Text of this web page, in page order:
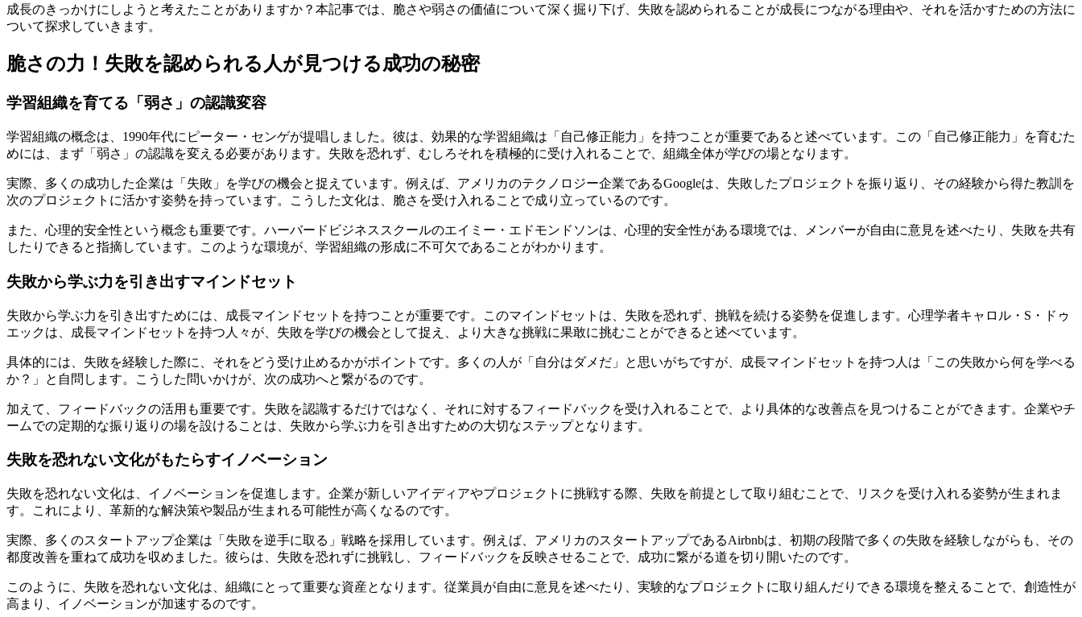
成長のきっかけにしようと考えたことがありますか？本記事では、脆さや弱さの価値について深く掘り下げ、失敗を認められることが成長につながる理由や、それを活かすための方法に
ついて探求していきます。
脆さの力！失敗を認められる人が見つける成功の秘密
学習組織を育てる「弱さ」の認識変容
学習組織の概念は、1990年代にピーター・センゲが提唱しました。彼は、効果的な学習組織は「自己修正能力」を持つことが重要であると述べています。この「自己修正能力」を育むた
めには、まず「弱さ」の認識を変える必要があります。失敗を恐れず、むしろそれを積極的に受け入れることで、組織全体が学びの場となります。
実際、多くの成功した企業は「失敗」を学びの機会と捉えています。例えば、アメリカのテクノロジー企業であるGoogleは、失敗したプロジェクトを振り返り、その経験から得た教訓を
次のプロジェクトに活かす姿勢を持っています。こうした文化は、脆さを受け入れることで成り立っているのです。
また、心理的安全性という概念も重要です。ハーバードビジネススクールのエイミー・エドモンドソンは、心理的安全性がある環境では、メンバーが自由に意見を述べたり、失敗を共有
したりできると指摘しています。このような環境が、学習組織の形成に不可欠であることがわかります。
失敗から学ぶ力を引き出すマインドセット
失敗から学ぶ力を引き出すためには、成長マインドセットを持つことが重要です。このマインドセットは、失敗を恐れず、挑戦を続ける姿勢を促進します。心理学者キャロル・S・ドゥ
エックは、成長マインドセットを持つ人々が、失敗を学びの機会として捉え、より大きな挑戦に果敢に挑むことができると述べています。
具体的には、失敗を経験した際に、それをどう受け止めるかがポイントです。多くの人が「自分はダメだ」と思いがちですが、成長マインドセットを持つ人は「この失敗から何を学べる
か？」と自問します。こうした問いかけが、次の成功へと繋がるのです。
加えて、フィードバックの活用も重要です。失敗を認識するだけではなく、それに対するフィードバックを受け入れることで、より具体的な改善点を見つけることができます。企業やチ
ームでの定期的な振り返りの場を設けることは、失敗から学ぶ力を引き出すための大切なステップとなります。
失敗を恐れない文化がもたらすイノベーション
失敗を恐れない文化は、イノベーションを促進します。企業が新しいアイディアやプロジェクトに挑戦する際、失敗を前提として取り組むことで、リスクを受け入れる姿勢が生まれま
す。これにより、革新的な解決策や製品が生まれる可能性が高くなるのです。
実際、多くのスタートアップ企業は「失敗を逆手に取る」戦略を採用しています。例えば、アメリカのスタートアップであるAirbnbは、初期の段階で多くの失敗を経験しながらも、その
都度改善を重ねて成功を収めました。彼らは、失敗を恐れずに挑戦し、フィードバックを反映させることで、成功に繋がる道を切り開いたのです。
このように、失敗を恐れない文化は、組織にとって重要な資産となります。従業員が自由に意見を述べたり、実験的なプロジェクトに取り組んだりできる環境を整えることで、創造性が
高まり、イノベーションが加速するのです。